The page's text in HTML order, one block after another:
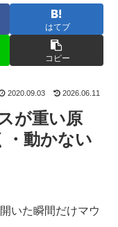
はてブ
コピー
2020.09.03 2026.06.11
が重い原
・動かない
いた瞬間だけマウ